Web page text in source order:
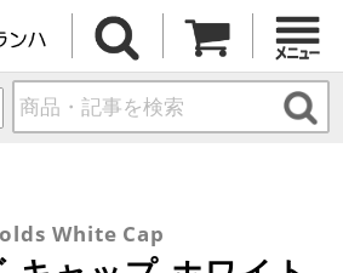
White Cap